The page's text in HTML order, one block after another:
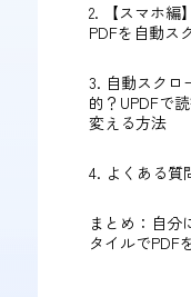
2. 【スマホ編
PDFを自動ス
3. 自動スクロ
的？UPDFで
変える方法
4. よくある質
まとめ：自分
タイルでPDF